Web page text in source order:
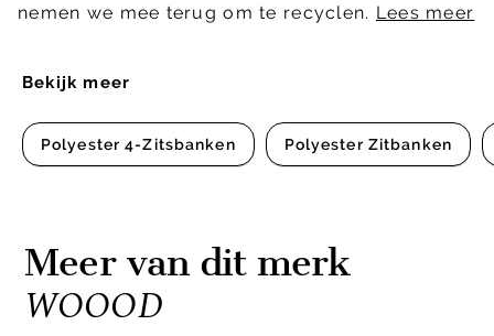
Bekijk meer
Polyester 4-Zitsbanken Polyester Zitbanken
nemen we mee terug om te recyclen. Lees meer
Meer van dit merk
WOOOD